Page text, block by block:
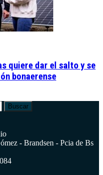
quiere dar el salto y se
bonaerense
- Brandsen - Pcia de Bs